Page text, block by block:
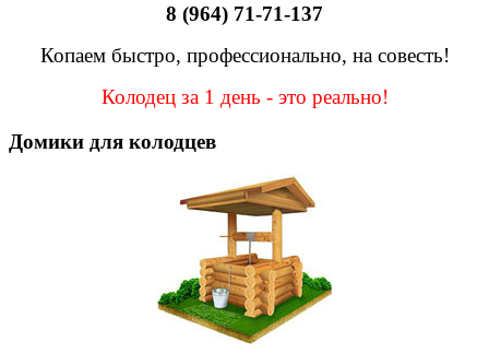
8 (964) 71-71-137
Копаем быстро, профессионально, на совесть!
Колодец за 1 день - это реально!
Домики для колодцев